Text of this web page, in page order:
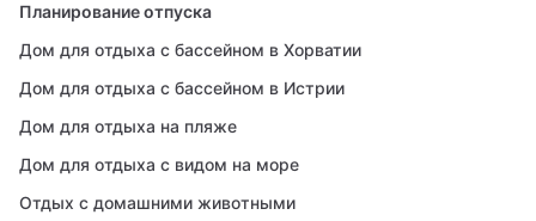
Планирование отпуска
Дом для отдыха с бассейном в Хорватии
Дом для отдыха с бассейном в Истрии
Дом для отдыха на пляже
Дом для отдыха с видом на море
Отдых с домашними животными